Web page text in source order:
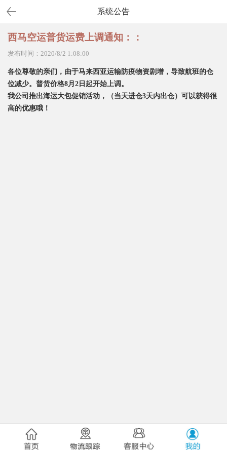
系统公告
西马空运普货运费上调通知：：
发布时间：2020/8/2 1:08:00
各位尊敬的亲们，由于马来西亚运输防疫物资剧增，导致航班的仓
位减少。普货价格8月2日起开始上调。
我公司推出海运大包促销活动，（当天进仓3天内出仓）可以获得很
高的优惠哦！